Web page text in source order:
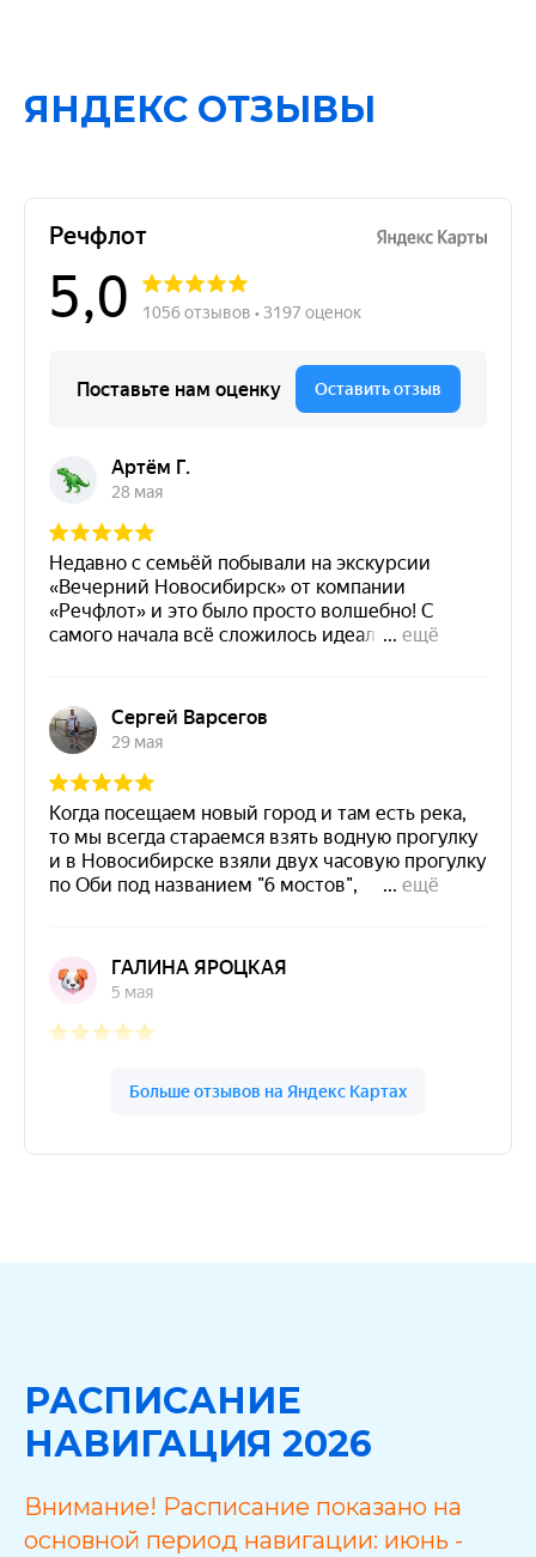
ЯНДЕКС ОТЗЫВЫ
РАСПИСАНИЕ
НАВИГАЦИЯ 2026
Внимание! Расписание показано на
основной период навигации: июнь -